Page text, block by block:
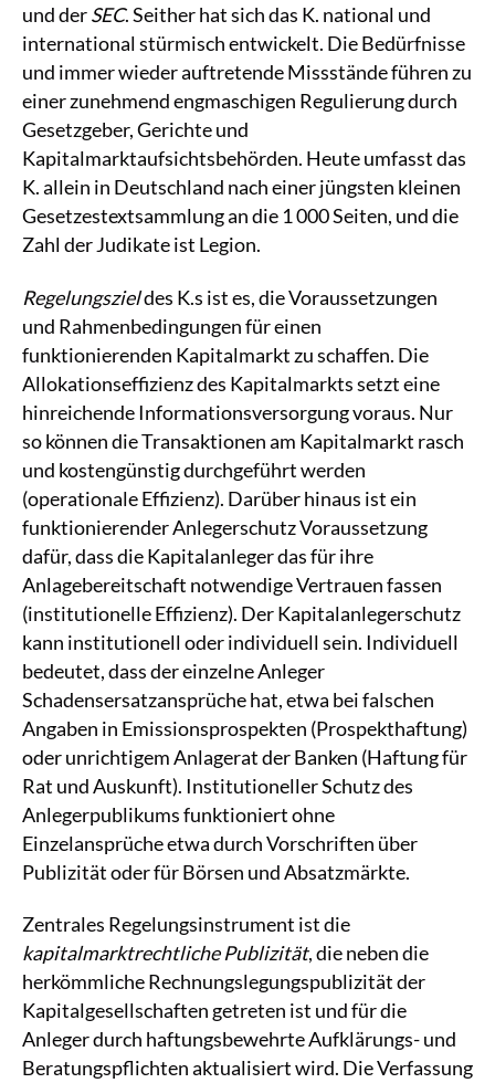
und derSEC. Seither hat sich das K. national und
international stürmisch entwickelt. Die Bedürfnisse
und immer wieder auftretende Missstände führen zu
einer zunehmend engmaschigen Regulierung durch
Gesetzgeber, Gerichte und
Kapitalmarktaufsichtsbehörden. Heute umfasst das
K. allein in Deutschland nach einer jüngsten kleinen
Gesetzestextsammlung an die 1 000 Seiten, und die
Zahl der Judikate ist Legion.
Regelungszieldes K.s ist es, die Voraussetzungen
und Rahmenbedingungen für einen
funktionierenden Kapitalmarkt zu schaffen. Die
Allokationseffizienz des Kapitalmarkts setzt eine
hinreichende Informationsversorgung voraus. Nur
so können die Transaktionen am Kapitalmarkt rasch
und kostengünstig durchgeführt werden
(operationale Effizienz). Darüber hinaus ist ein
funktionierender Anlegerschutz Voraussetzung
dafür, dass die Kapitalanleger das für ihre
Anlagebereitschaft notwendige Vertrauen fassen
(institutionelle Effizienz). Der Kapitalanlegerschutz
kann institutionell oder individuell sein. Individuell
bedeutet, dass der einzelne Anleger
Schadensersatzansprüche hat, etwa bei falschen
Angaben in Emissionsprospekten (Prospekthaftung)
oder unrichtigem Anlagerat der Banken (Haftung für
Rat und Auskunft). Institutioneller Schutz des
Anlegerpublikums funktioniert ohne
Einzelansprüche etwa durch Vorschriften über
Publizität oder für Börsen und Absatzmärkte.
Zentrales Regelungsinstrument ist die
kapitalmarktrechtliche Publizität, die neben die
herkömmliche Rechnungslegungspublizität der
Kapitalgesellschaften getreten ist und für die
Anleger durch haftungsbewehrte Aufklärungs- und
Beratungspflichten aktualisiert wird. Die Verfassung